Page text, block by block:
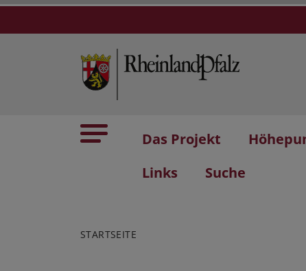
Das Projekt
Links
Suche
STARTSEITE